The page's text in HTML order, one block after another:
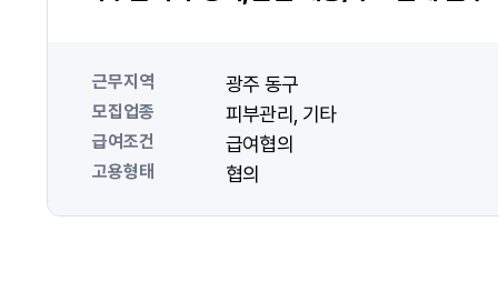
근무지역 광주 동구
모집업종 피부관리 기타
급여조건 급여협의
고용형태 협의